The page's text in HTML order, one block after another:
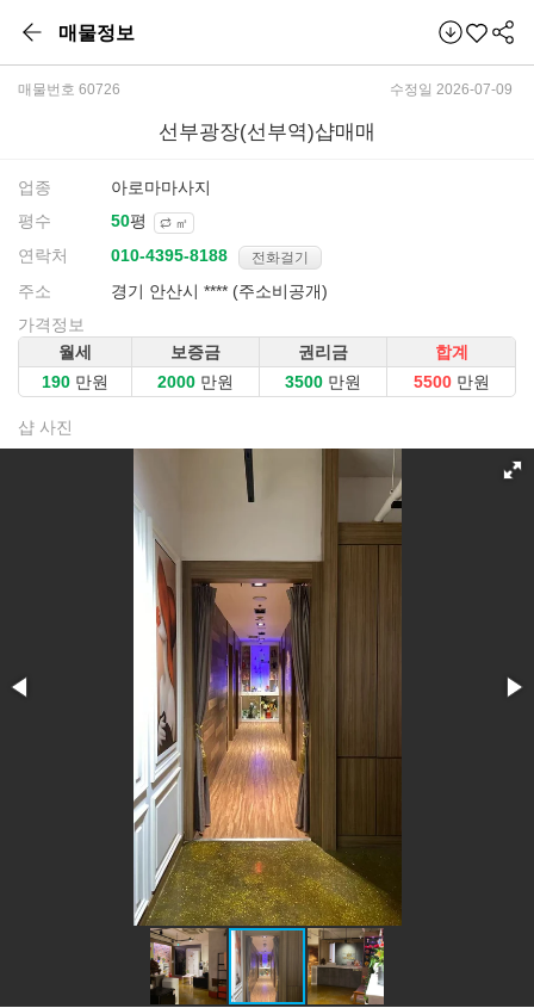
매물정보
매물번호 60726 수정일 2026-07-09
선부광장(선부역)샵매매
업종
아로마마사지
평수
평 ㎡
연락처 전화걸기
주소
경기 안산시 **** (주소비공개)
가격정보
월세
보증금 권리금
합계
만원
만원 만원 만원
샵 사진